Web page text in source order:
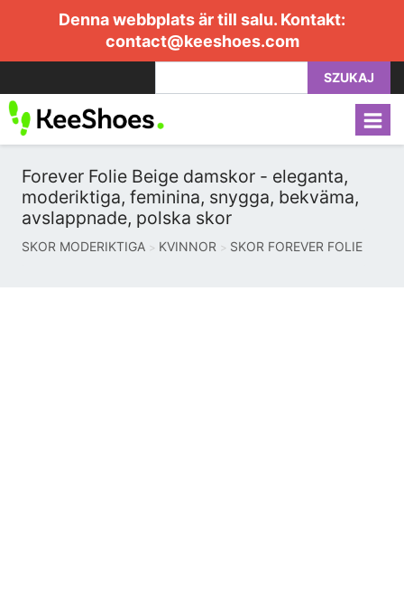
Denna webbplats är till salu. Kontakt:
contact@keeshoes.com
SZUKAJ
Forever Folie Beige damskor - eleganta,
moderiktiga, feminina, snygga, bekväma,
avslappnade, polska skor
SKOR MODERIKTIGA KVINNOR SKOR FOREVER FOLIE